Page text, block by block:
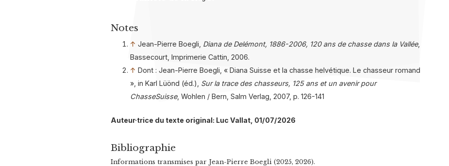
Notes
↑ Jean-Pierre Boegli, Diana de Delémont, 1886-2006, 120 ans de chasse dans la Vallée,
Bassecourt, Imprimerie Cattin, 2006.
↑ Dont : Jean-Pierre Boegli, « Diana Suisse et la chasse helvétique. Le chasseur romand
», in Karl Lüönd (éd.), Sur la trace des chasseurs, 125 ans et un avenir pour
ChasseSuisse, Wohlen / Bern, Salm Verlag, 2007, p. 126-141
Auteur·trice du texte original: Luc Vallat, 01/07/2026
Bibliographie
Informations transmises par Jean-Pierre Boegli (2025, 2026).